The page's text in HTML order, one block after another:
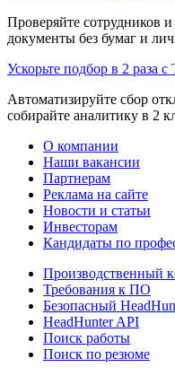
Проверяйте сотрудников
документы без бумаг и
Ускорьте подбор в 2 раза с
Автоматизируйте сбор
собирайте аналитику в 2
О компании
Наши вакансии
Партнерам
Реклама на сайте
Новости и статьи
Инвесторам
Кандидаты по
Производственный
Требования к ПО
Безопасный
HeadHunter API
Поиск работы
Поиск по резюме